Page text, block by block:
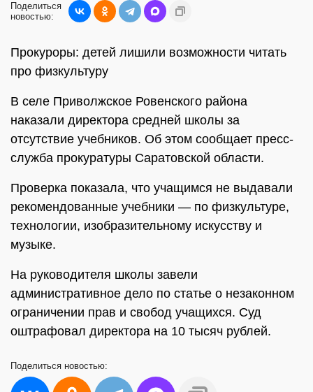
Поделиться
новостью:
Прокуроры: детей лишили возможности читать
про физкультуру
В селе Приволжское Ровенского района
наказали директора средней школы за
отсутствие учебников. Об этом сообщает пресс-
служба прокуратуры Саратовской области.
Проверка показала, что учащимся не выдавали
рекомендованные учебники — по физкультуре,
технологии, изобразительному искусству и
музыке.
На руководителя школы завели
административное дело по статье о незаконном
ограничении прав и свобод учащихся. Суд
оштрафовал директора на 10 тысяч рублей.
Поделиться новостью: